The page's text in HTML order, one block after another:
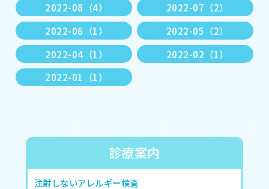
2022-08（4）
2022-07（2）
2022-06（1）
2022-05（2）
2022-04（1）
2022-02（1）
2022-01（1）
診療案内
注射しないアレルギー検査